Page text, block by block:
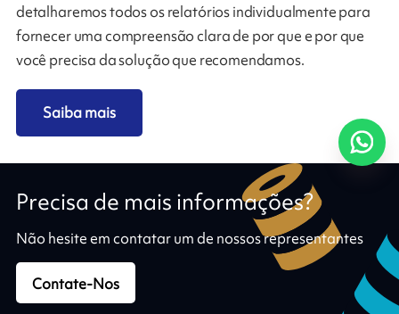
detalharemos todos os relatórios individualmente para
fornecer uma compreensão clara de por que e por que
você precisa da solução que recomendamos.
Saiba mais
Precisa de mais informações?
Não hesite em contatar um de nossos representantes
Contate-Nos